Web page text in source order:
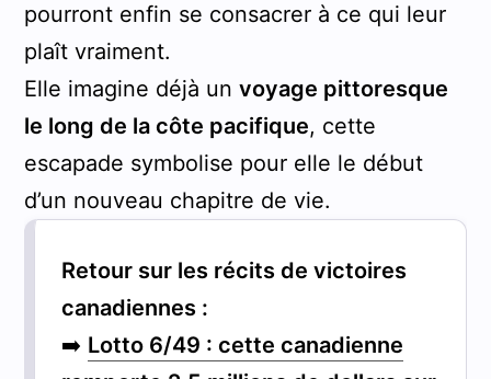
pourront enfin se consacrer à ce qui leur
plaît vraiment.
Elle imagine déjà un voyage pittoresque
le long de la côte pacifique, cette
escapade symbolise pour elle le début
d’un nouveau chapitre de vie.
Retour sur les récits de victoires
canadiennes :
➡️ Lotto 6/49 : cette canadienne